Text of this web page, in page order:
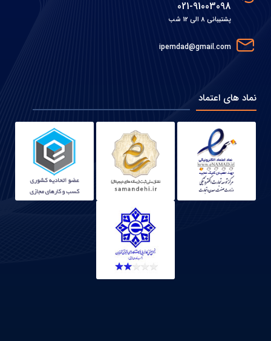
021-91003098
پشتیبانی 8 الی 12 شب
ipemdad@gmail.com
نماد های اعتماد